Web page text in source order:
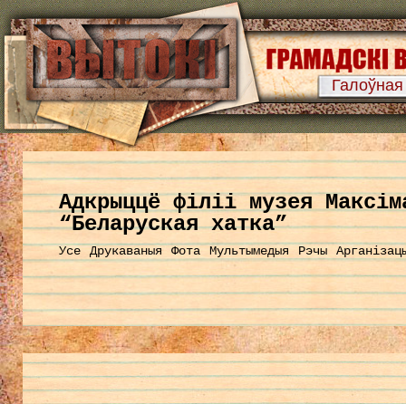
Галоўная
Aдкрыццё філіі музея
“Беларуская хатка”
Усе Друкаваныя Фота Мультымедыя Рэчы